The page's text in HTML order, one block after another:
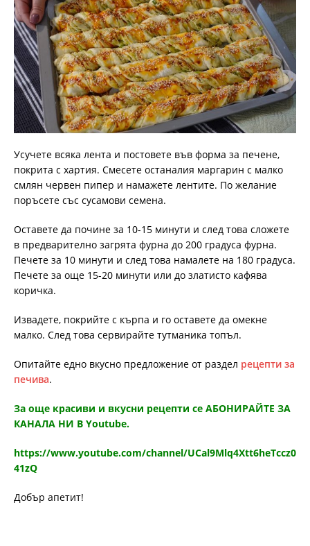
Усучете всяка лента и постовете във форма за печене,
покрита с хартия. Смесете останалия маргарин с малко
смлян червен пипер и намажете лентите. По желание
поръсете със сусамови семена.
Оставете да почине за 10-15 минути и след това сложете
в предварително загрята фурна до 200 градуса фурна.
Печете за 10 минути и след това намалете на 180 градуса.
Печете за още 15-20 минути или до златисто кафява
коричка.
Извадете, покрийте с кърпа и го оставете да омекне
малко. След това сервирайте тутманика топъл.
Опитайте едно вкусно предложение от раздел рецепти за
печива.
За още красиви и вкусни рецепти се АБОНИРАЙТЕ ЗА
КАНАЛА НИ В Youtube.
https://www.youtube.com/channel/UCal9Mlq4Xtt6heTccz0
41zQ
Добър апетит!